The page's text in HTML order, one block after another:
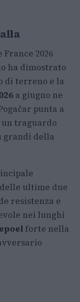
2026
ha dimostrato
di terreno e la
a giugno ne
punta a
un traguardo
grandi della
ultime due
resistenza e
nei lunghi
forte nella